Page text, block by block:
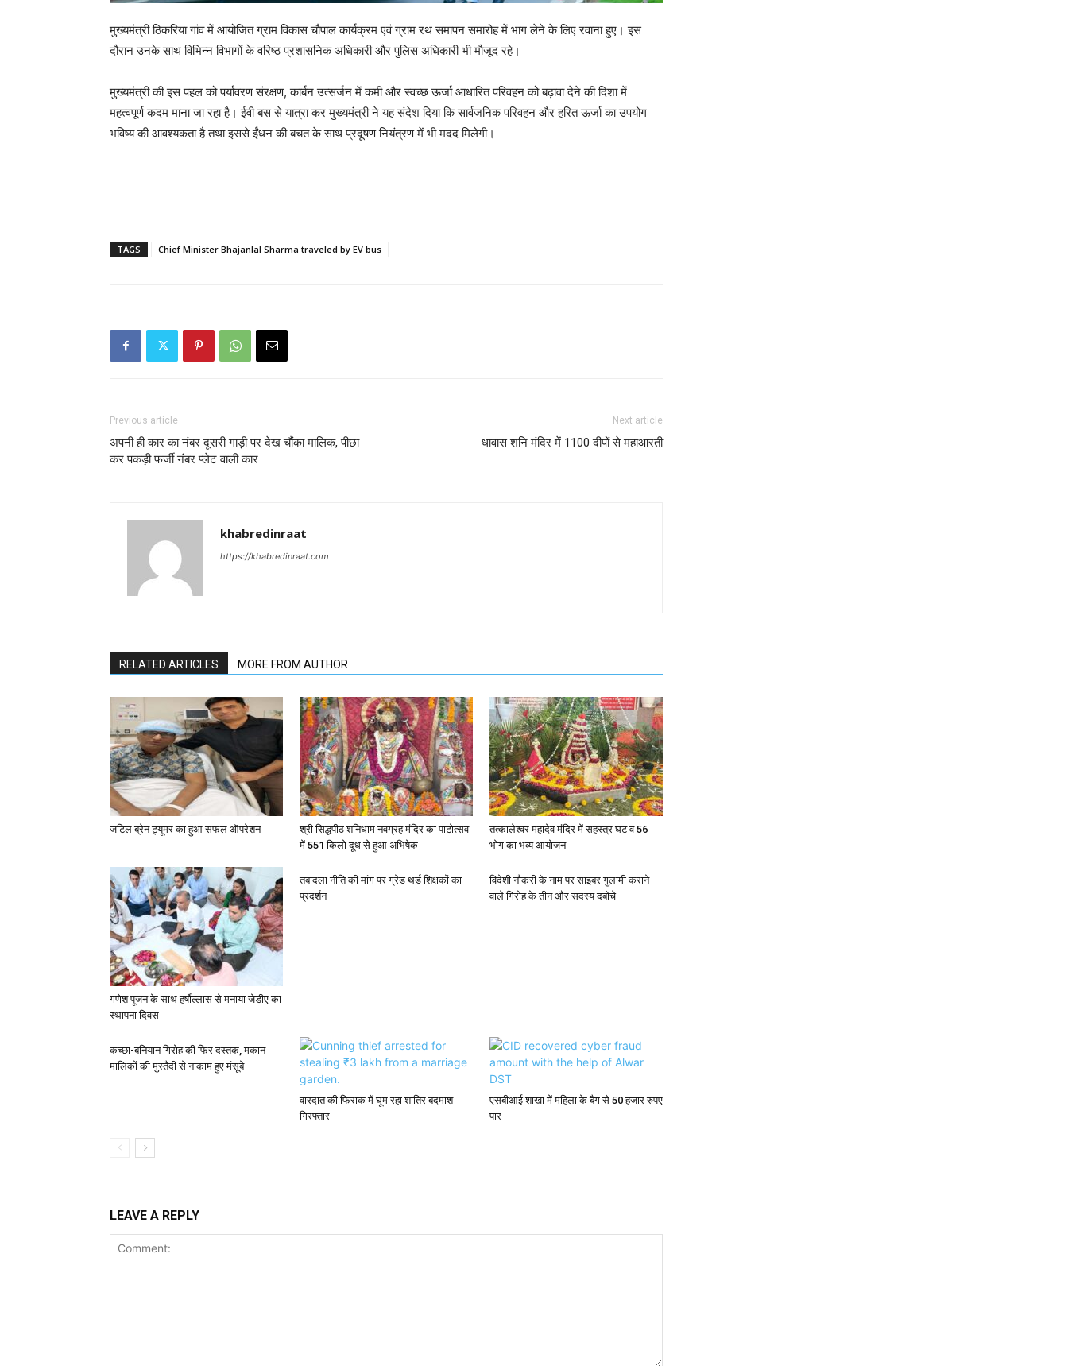
मुख्यमंत्री ठिकरिया गांव में आयोजित ग्राम विकास चौपाल कार्यक्रम एवं ग्राम रथ समापन समारोह में भाग लेने के लिए रवाना हुए। इस
दौरान उनके साथ विभिन्न विभागों के वरिष्ठ प्रशासनिक अधिकारी और पुलिस अधिकारी भी मौजूद रहे।
मुख्यमंत्री की इस पहल को पर्यावरण संरक्षण, कार्बन उत्सर्जन में कमी और स्वच्छ ऊर्जा आधारित परिवहन को बढ़ावा देने की दिशा में
महत्वपूर्ण कदम माना जा रहा है। ईवी बस से यात्रा कर मुख्यमंत्री ने यह संदेश दिया कि सार्वजनिक परिवहन और हरित ऊर्जा का उपयोग
भविष्य की आवश्यकता है तथा इससे ईंधन की बचत के साथ प्रदूषण नियंत्रण में भी मदद मिलेगी।
TAGS Chief Minister Bhajanlal Sharma traveled by EV bus
Previous article
अपनी ही कार का नंबर दूसरी गाड़ी पर देख चौंका मालिक, पीछा
कर पकड़ी फर्जी नंबर प्लेट वाली कार
Next article
धावास शनि मंदिर में 1100 दीपों से महाआरती
khabredinraat
https://khabredinraat.com
RELATED ARTICLES MORE FROM AUTHOR
जटिल ब्रेन ट्यूमर का हुआ सफल ऑपरेशन
श्री सिद्धपीठ शनिधाम नवग्रह मंदिर का पाटोत्सव
में 551 किलो दूध से हुआ अभिषेक
तत्कालेश्वर महादेव मंदिर में सहस्त्र घट व 56
भोग का भव्य आयोजन
गणेश पूजन के साथ हर्षोल्लास से मनाया जेडीए का
स्थापना दिवस
तबादला नीति की मांग पर ग्रेड थर्ड शिक्षकों का
प्रदर्शन
विदेशी नौकरी के नाम पर साइबर गुलामी कराने
वाले गिरोह के तीन और सदस्य दबोचे
कच्छा-बनियान गिरोह की फिर दस्तक, मकान
मालिकों की मुस्तैदी से नाकाम हुए मंसूबे
वारदात की फिराक में घूम रहा शातिर बदमाश
गिरफ्तार
एसबीआई शाखा में महिला के बैग से 50 हजार रुपए
पार
LEAVE A REPLY